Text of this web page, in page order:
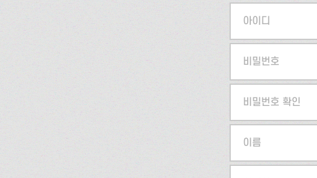
아이디
비밀번호
비밀번호 확인
이름